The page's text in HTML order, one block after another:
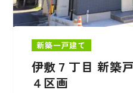
新築一戸建て
伊敷７丁目 新築
４区画